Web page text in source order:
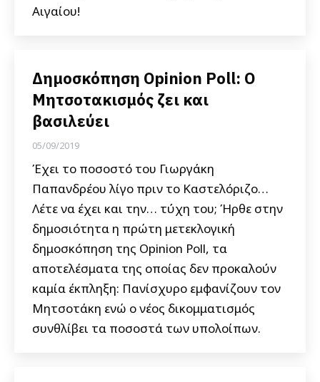
Αιγαίου!
Δημοσκόπηση Opinion Poll: Ο
Μητσοτακισμός ζει και
βασιλεύει
05/09/2019
Έχει το ποσοστό του Γιωργάκη
Παπανδρέου λίγο πριν το Καστελόριζο…
Λέτε να έχει και την… τύχη του; Ήρθε στην
δημοσιότητα η πρώτη μετεκλογική
δημοσκόπηση της Opinion Poll, τα
αποτελέσματα της οποίας δεν προκαλούν
καμία έκπληξη: Πανίσχυρο εμφανίζουν τον
Μητσοτάκη ενώ ο νέος δικομματισμός
συνθλίβει τα ποσοστά των υπολοίπων.